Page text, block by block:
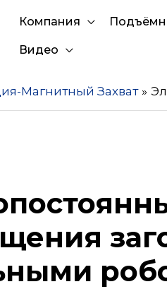
Компания
Видео
Магнитный Захват